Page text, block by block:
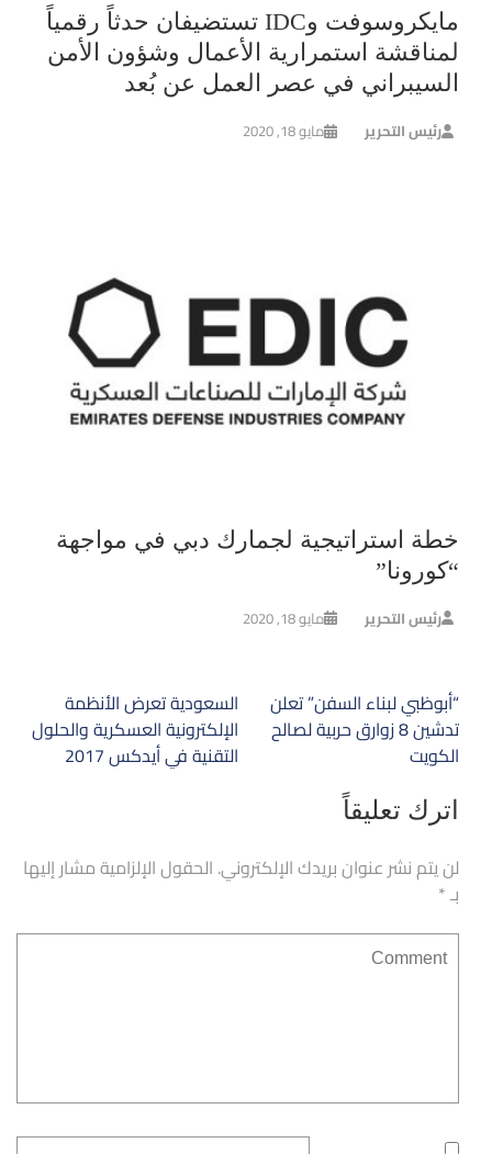
مايكروسوفت وIDC تستضيفان حدثاً رقمياً
لمناقشة استمرارية الأعمال وشؤون الأمن
السيبراني في عصر العمل عن بُعد
رئيس التحرير مايو 18, 2020
خطة استراتيجية لجمارك دبي في مواجهة
“كورونا”
رئيس التحرير مايو 18, 2020
تصفّح
المقالات
السعودية تعرض الأنظمة
الإلكترونية العسكرية والحلول
التقنية في أيدكس 2017
“أبوظبي لبناء السفن” تعلن
تدشين 8 زوارق حربية لصالح
الكويت
اترك تعليقاً
لن يتم نشر عنوان بريدك الإلكتروني. الحقول الإلزامية مشار إليها
بـ*